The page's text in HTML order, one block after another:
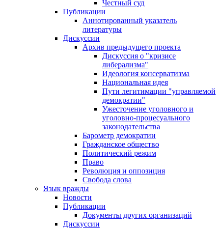
Честный суд
Публикации
Аннотированный указатель
литературы
Дискуссии
Архив предыдущего проекта
Дискуссия о "кризисе
либерализма"
Идеология консерватизма
Национальная идея
Пути легитимации "управляемой
демократии"
Ужесточение уголовного и
уголовно-процесуального
законодательства
Барометр демократии
Гражданское общество
Политический режим
Право
Революция и оппозиция
Свобода слова
Язык вражды
Новости
Публикации
Документы других организаций
Дискуссии